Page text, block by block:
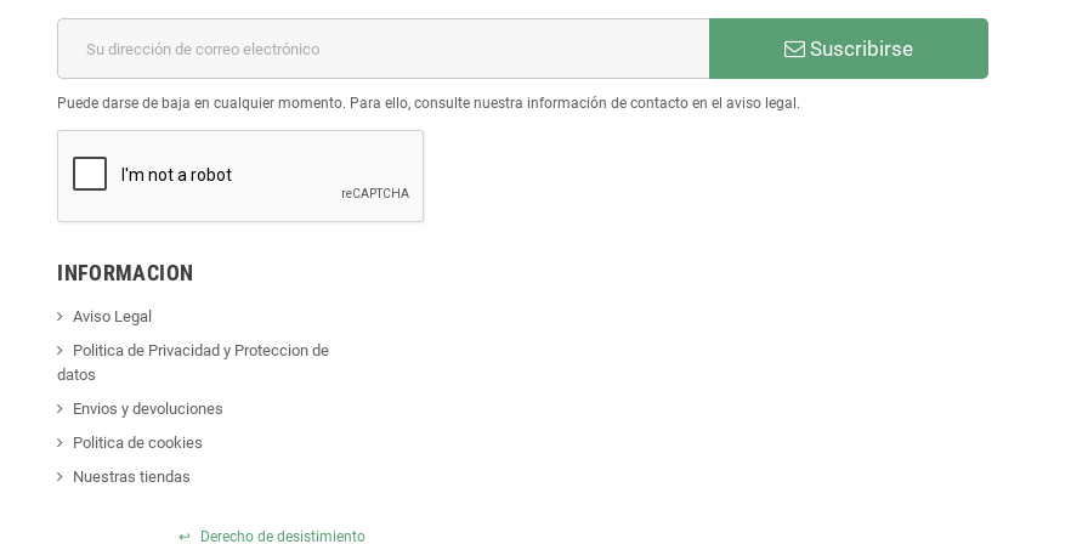
Suscribirse
Puede darse de baja en cualquier momento. Para ello, consulte nuestra información de contacto en el aviso legal.
INFORMACION
Aviso Legal
Politica de Privacidad y Proteccion de
datos
Envios y devoluciones
Politica de cookies
Nuestras tiendas
↩ Derecho de desistimiento